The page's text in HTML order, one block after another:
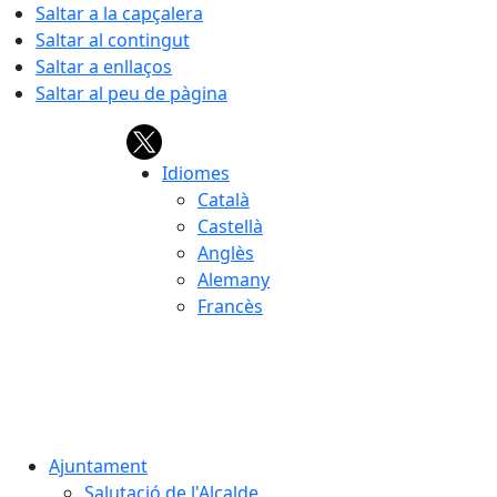
Saltar a la capçalera
Saltar al contingut
Saltar a enllaços
Saltar al peu de pàgina
Idiomes
Català
Castellà
Anglès
Alemany
Francès
Ajuntament